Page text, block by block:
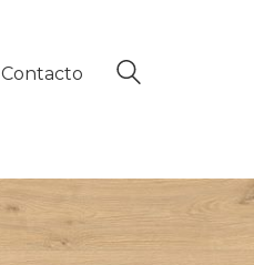
Contacto